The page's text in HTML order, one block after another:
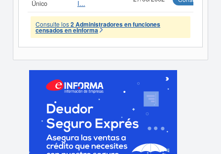
Único I...
Consulte los2 Administradores en funciones
censados en eInforma